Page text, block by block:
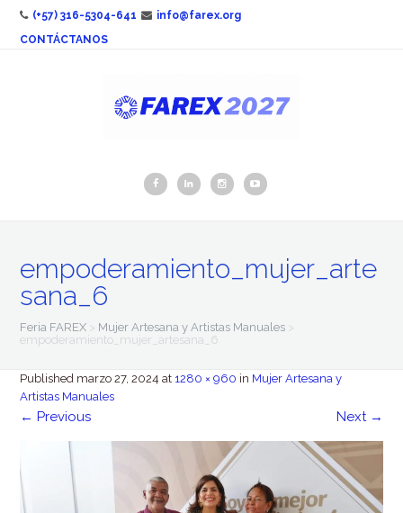
(+57) 316-5304-641
info@farex.org
CONTÁCTANOS
empoderamiento_mujer_arte
sana_6
Feria FAREX > Mujer Artesana y Artistas Manuales >
empoderamiento_mujer_artesana_6
Published marzo 27, 2024 at 1280 × 960 in Mujer Artesana y
Artistas Manuales
← Previous Next →